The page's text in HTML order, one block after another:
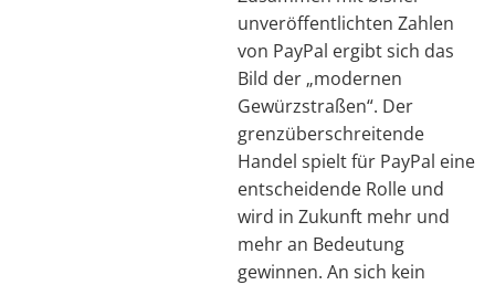
unveröffentlichten Zahlen
von PayPal ergibt sich das
Bild der „modernen
Gewürzstraßen“. Der
grenzüberschreitende
Handel spielt für PayPal eine
entscheidende Rolle und
wird in Zukunft mehr und
mehr an Bedeutung
gewinnen. An sich kein